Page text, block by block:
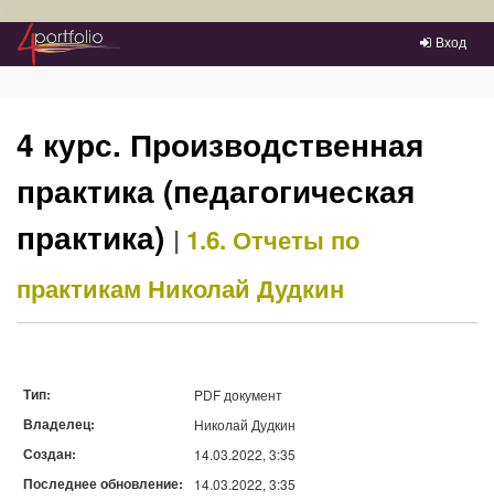
Преейти на главное меню
Вход
4 курс. Производственная
практика (педагогическая
практика) | 1.6. Отчеты по
практикам Николай Дудкин
Тип: PDF документ
Владелец: Николай Дудкин
Создан: 14.03.2022, 3:35
Последнее обновление: 14.03.2022, 3:35